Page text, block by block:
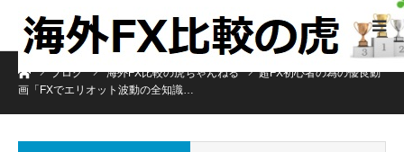
ホームブログ 海外FX比較の虎ちゃんねる
超FX初心者の為の優良動
画「FXでエリオット波動の全知識…